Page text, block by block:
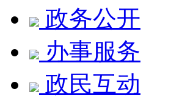
政务公开
办事服务
政民互动